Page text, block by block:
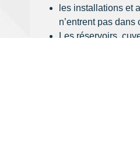
les installations et
n’entrent pas dans
Les réservoirs,